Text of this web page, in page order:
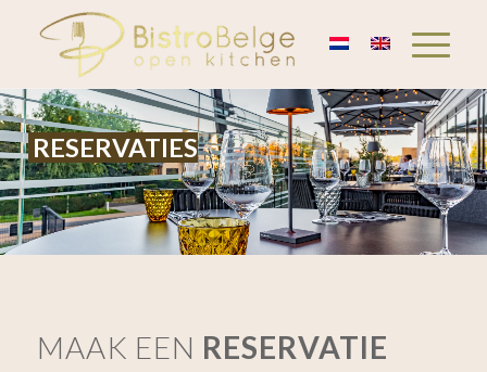
RESERVATIES
MAAK EEN RESERVATIE